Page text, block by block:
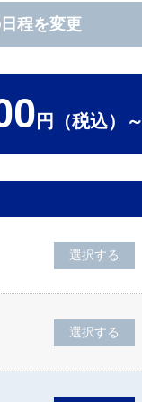
程を変更
円（税込）～